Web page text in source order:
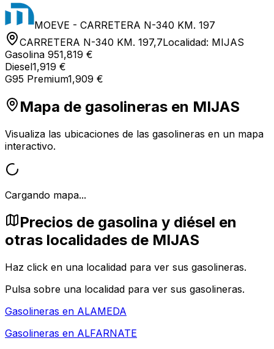
MOEVE - CARRETERA N-340 KM. 197
CARRETERA N-340 KM. 197,7Localidad: MIJAS
Gasolina 951,819 €
Diesel1,919 €
G95 Premium1,909 €
Mapa de gasolineras en MIJAS
Visualiza las ubicaciones de las gasolineras en un mapa
interactivo.
Cargando mapa...
Precios de gasolina y diésel en
otras localidades de MIJAS
Haz click en una localidad para ver sus gasolineras.
Pulsa sobre una localidad para ver sus gasolineras.
Gasolineras en ALAMEDA
Gasolineras en ALFARNATE